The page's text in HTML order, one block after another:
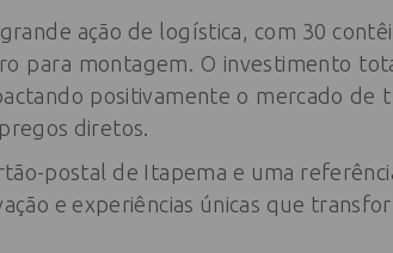
ação de logística, com 30
para montagem. O investimento
positivamente o mercado de
diretos.
postal de Itapema e uma
e experiências únicas que